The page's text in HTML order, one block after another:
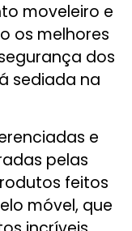
moveleiro e
os melhores
dos
sediada na
e
pelas
feitos
móvel, que